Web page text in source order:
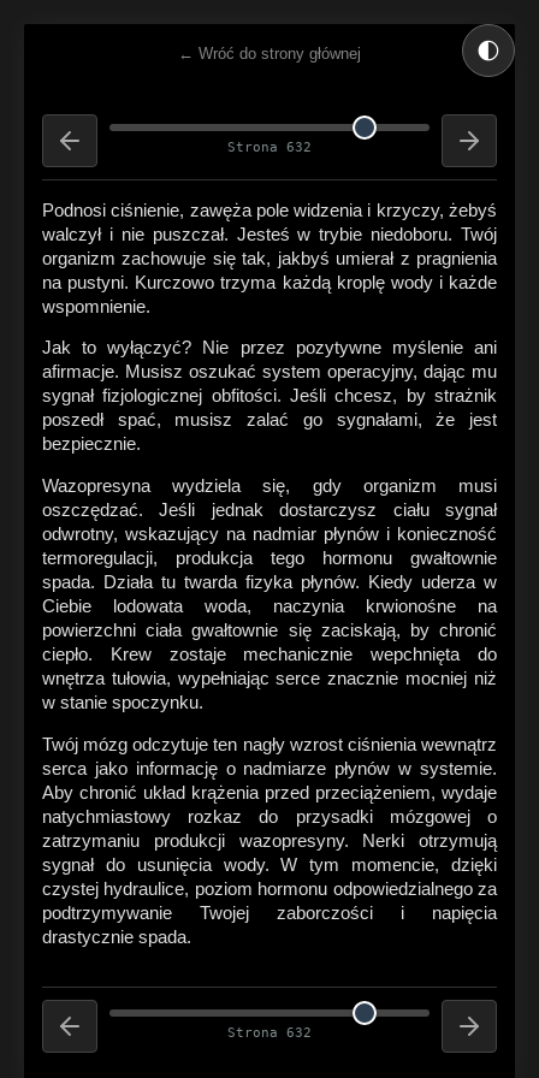
🌓
← Wróć do strony głównej
Strona 632
Podnosi ciśnienie, zawęża pole widzenia i krzyczy, żebyś
walczył i nie puszczał. Jesteś w trybie niedoboru. Twój
organizm zachowuje się tak, jakbyś umierał z pragnienia
na pustyni. Kurczowo trzyma każdą kroplę wody i każde
wspomnienie.
Jak to wyłączyć? Nie przez pozytywne myślenie ani
afirmacje. Musisz oszukać system operacyjny, dając mu
sygnał fizjologicznej obfitości. Jeśli chcesz, by strażnik
poszedł spać, musisz zalać go sygnałami, że jest
bezpiecznie.
Wazopresyna wydziela się, gdy organizm musi
oszczędzać. Jeśli jednak dostarczysz ciału sygnał
odwrotny, wskazujący na nadmiar płynów i konieczność
termoregulacji, produkcja tego hormonu gwałtownie
spada. Działa tu twarda fizyka płynów. Kiedy uderza w
Ciebie lodowata woda, naczynia krwionośne na
powierzchni ciała gwałtownie się zaciskają, by chronić
ciepło. Krew zostaje mechanicznie wepchnięta do
wnętrza tułowia, wypełniając serce znacznie mocniej niż
w stanie spoczynku.
Twój mózg odczytuje ten nagły wzrost ciśnienia wewnątrz
serca jako informację o nadmiarze płynów w systemie.
Aby chronić układ krążenia przed przeciążeniem, wydaje
natychmiastowy rozkaz do przysadki mózgowej o
zatrzymaniu produkcji wazopresyny. Nerki otrzymują
sygnał do usunięcia wody. W tym momencie, dzięki
czystej hydraulice, poziom hormonu odpowiedzialnego za
podtrzymywanie Twojej zaborczości i napięcia
drastycznie spada.
Strona 632